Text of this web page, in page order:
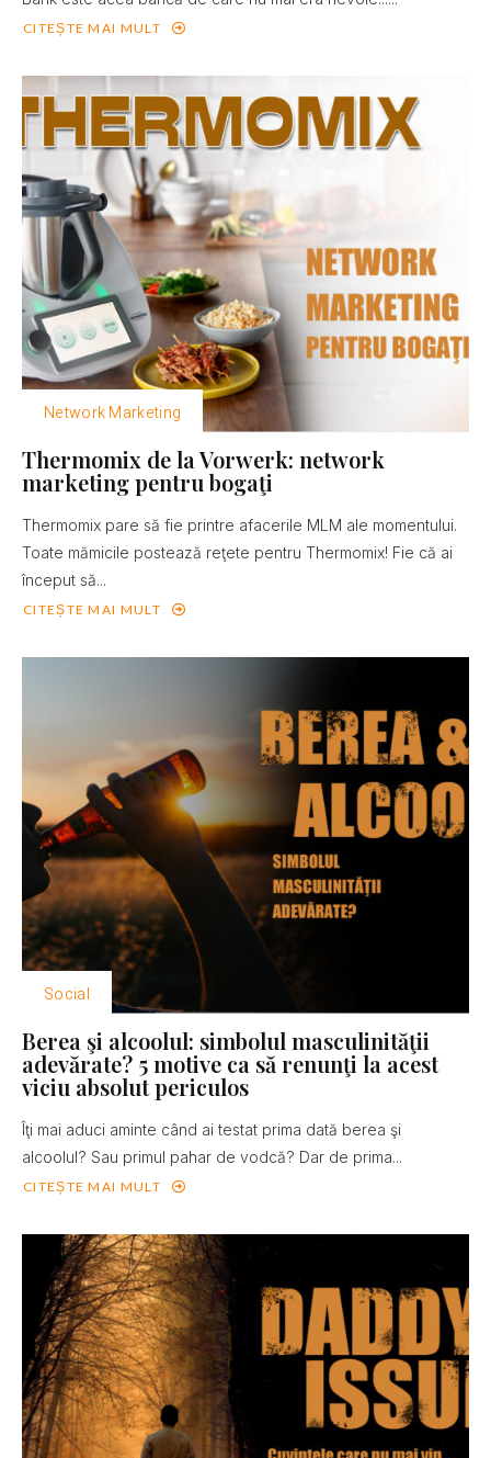
CITEȘTE MAI MULT
Network Marketing
Thermomix de la Vorwerk: network
marketing pentru bogaţi
Thermomix pare să fie printre afacerile MLM ale momentului.
Toate mămicile postează reţete pentru Thermomix! Fie că ai
început să...
CITEȘTE MAI MULT
Social
Berea şi alcoolul: simbolul masculinităţii
adevărate? 5 motive ca să renunţi la acest
viciu absolut periculos
Îţi mai aduci aminte când ai testat prima dată berea şi
alcoolul? Sau primul pahar de vodcă? Dar de prima...
CITEȘTE MAI MULT